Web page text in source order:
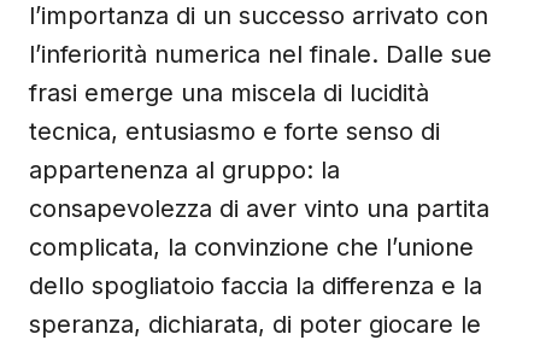
l’importanza di un successo arrivato con
l’inferiorità numerica nel finale. Dalle sue
frasi emerge una miscela di lucidità
tecnica, entusiasmo e forte senso di
appartenenza al gruppo: la
consapevolezza di aver vinto una partita
complicata, la convinzione che l’unione
dello spogliatoio faccia la differenza e la
speranza, dichiarata, di poter giocare le